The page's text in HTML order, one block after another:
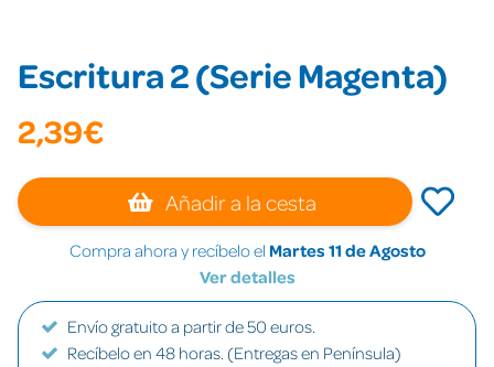
Escritura 2 (Serie Magenta)
2,39€
Añadir a la cesta
Compra ahora y recíbelo el Martes 11 de Agosto
Ver detalles
Envío gratuito a partir de 50 euros.
Recíbelo en 48 horas. (Entregas en Península)